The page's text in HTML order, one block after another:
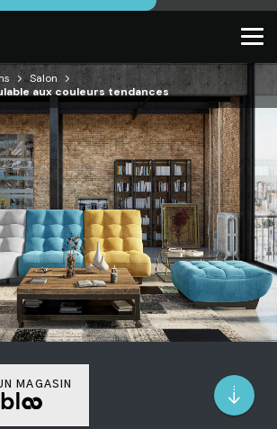
Salon
aux couleurs tendances
MAGASIN